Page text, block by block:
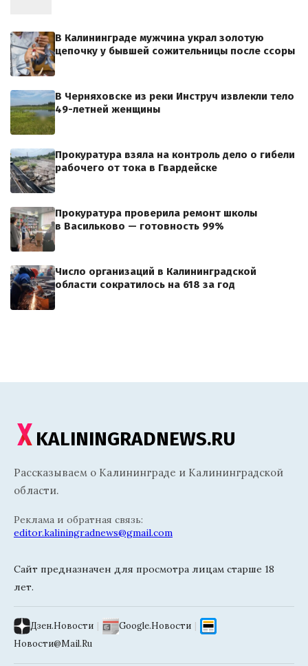
В Калининграде мужчина украл золотую
цепочку у бывшей сожительницы после ссоры
В Черняховске из реки Инструч извлекли тело
49-летней женщины
Прокуратура взяла на контроль дело о гибели
рабочего от тока в Гвардейске
Прокуратура проверила ремонт школы
в Васильково — готовность 99%
Число организаций в Калининградской
области сократилось на 618 за год
KALININGRADNEWS.RU
Рассказываем о Калининграде и Калининградской
области.
Реклама и обратная связь:
editor.kaliningradnews@gmail.com
Сайт предназначен для просмотра лицам старше 18
лет.
Дзен.Новости | Google.Новости |
Новости@Mail.Ru